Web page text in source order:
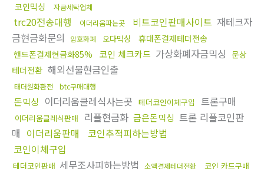
코인믹싱 자금세탁업체
trc20전송대행 이더리움파는곳 비트코인판매사이트 재테크자
금현금화문의
암호화폐 오다믹싱
휴대폰결제테더전송
핸드폰결제현금화85%
코인 체크카드 가상화폐자금믹싱 문상
테더전환 해외선물현금인출
태더원화환전 btc구매대행
돈믹싱 이더리움클레식사는곳 테더코인이체구입 트론구매
이더리움클레식판매 리플현금화 금은돈믹싱 트론 리플코인판
매 이더리움판매
코인추적피하는방법
코인이체구입
테더코인판매 세무조사피하는방법 소액결제테더전환 코인 카드구매